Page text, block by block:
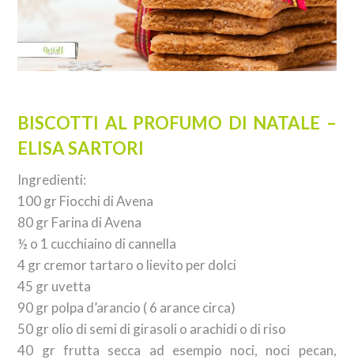
BISCOTTI AL PROFUMO DI NATALE –
ELISA SARTORI
Ingredienti:
100 gr Fiocchi di Avena
80 gr Farina di Avena
½ o 1 cucchiaino di cannella
4 gr cremor tartaro o lievito per dolci
45 gr uvetta
90 gr polpa d’arancio ( 6 arance circa)
50 gr olio di semi di girasoli o arachidi o di riso
40 gr frutta secca ad esempio noci, noci pecan,